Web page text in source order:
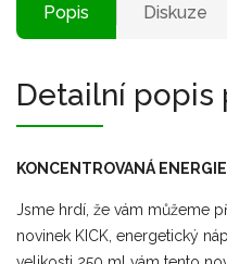
Popis Diskuze
Detailní popis
KONCENTROVANÁ
Jsme hrdí, že vám můžeme
novinek KICK, energetický